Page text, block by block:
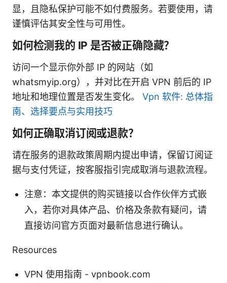
显，且隐私保护可能不如付费服务。若要使用，请
谨慎评估其安全性与可用性。
如何检测我的 IP 是否被正确隐藏？
访问一个显示你外部 IP 的网站（如
whatsmyip.org），并对比在开启 VPN 前后的 IP
地址和地理位置是否发生变化。 Vpn 软件: 总体指
南、选择要点与实用技巧
如何正确取消订阅或退款？
请在服务的退款政策周期内提出申请，保留订阅证
据与支付凭证，按客服指引完成取消与退款流程。
注意：本文提供的购买链接以合作伙伴方式嵌
入，若你对具体产品、价格及条款有疑问，请
直接访问官方页面对最新信息进行确认。
Resources
VPN 使用指南 - vpnbook.com